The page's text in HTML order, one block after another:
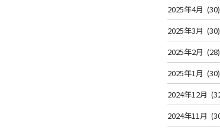
2025年4月 (30)
2025年3月 (30)
2025年2月 (28)
2025年1月 (30)
2024年12月
2024年11月